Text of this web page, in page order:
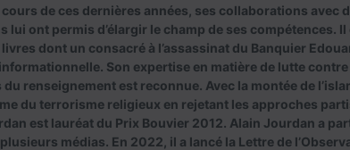
de ces dernières années, ses collaborations avec
lui ont permis d’élargir le champ de ses compétences. Il
dont un consacré à l’assassinat du Banquier
Son expertise en matière de lutte
renseignement est reconnue. Avec la montée de
du terrorisme religieux en rejetant les approches
est lauréat du Prix Bouvier 2012. Alain Jourdan a
médias. En 2022, il a lancé la Lettre de